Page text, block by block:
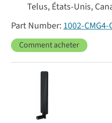
Telus, États-Unis,
1002-CMG4-
Comment acheter